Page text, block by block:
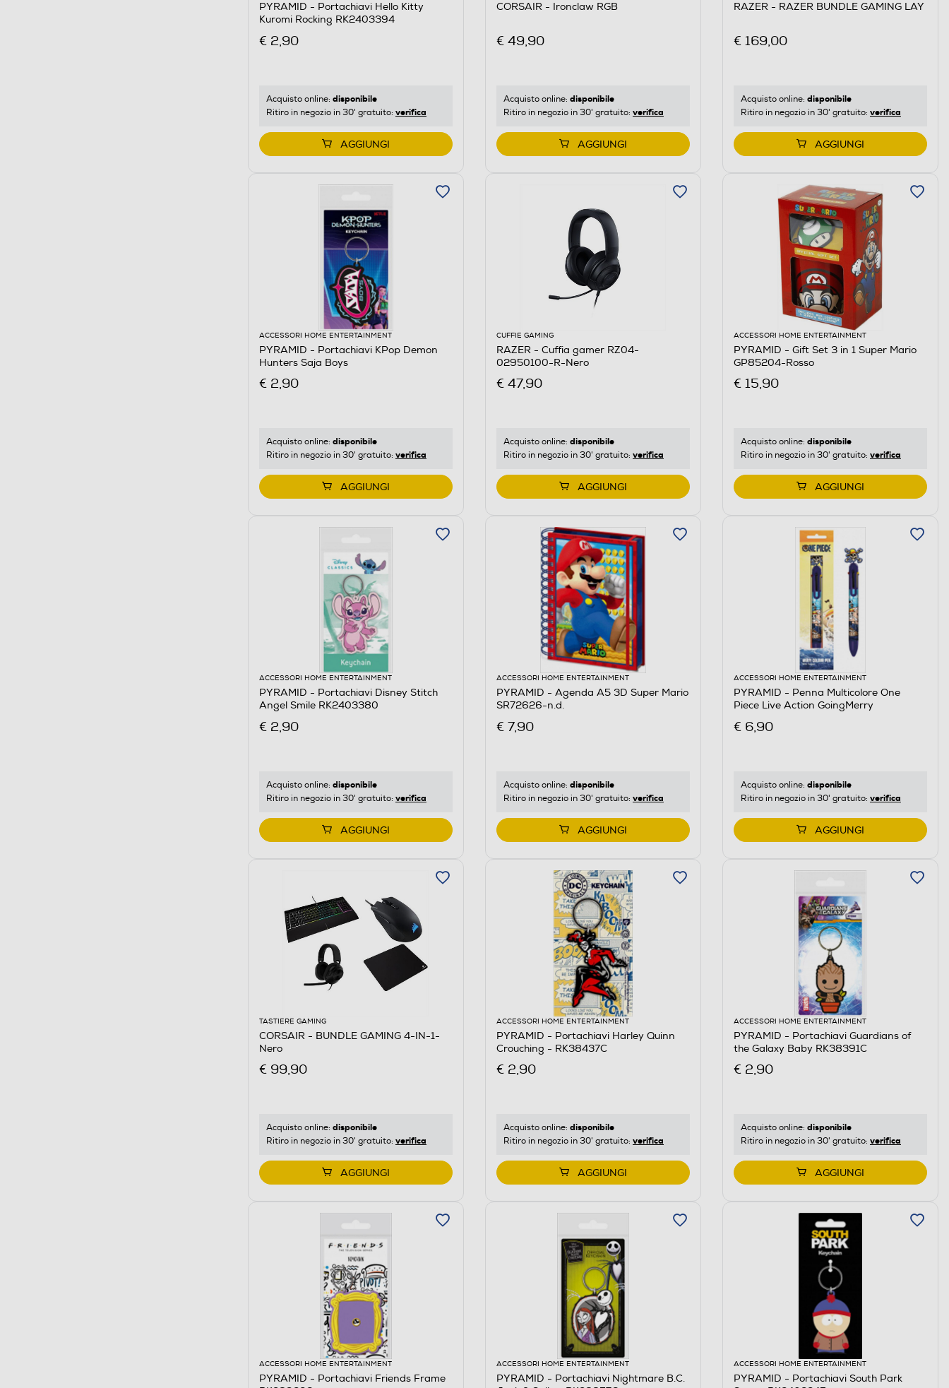
PYRAMID - Portachiavi Hello Kitty
Kuromi Rocking RK2403394
€ 2,90
Acquisto online: disponibile
Ritiro in negozio in 30' gratuito: verifica
AGGIUNGI
CORSAIR - Ironclaw RGB
€ 49,90
Acquisto online: disponibile
Ritiro in negozio in 30' gratuito: verifica
AGGIUNGI
RAZER - RAZER BUNDLE GAMING LAY
€ 169,00
Acquisto online: disponibile
Ritiro in negozio in 30' gratuito: verifica
AGGIUNGI
ACCESSORI HOME ENTERTAINMENT
PYRAMID - Portachiavi KPop Demon
Hunters Saja Boys
€ 2,90
Acquisto online: disponibile
Ritiro in negozio in 30' gratuito: verifica
AGGIUNGI
CUFFIE GAMING
RAZER - Cuffia gamer RZ04-
02950100-R-Nero
€ 47,90
Acquisto online: disponibile
Ritiro in negozio in 30' gratuito: verifica
AGGIUNGI
ACCESSORI HOME ENTERTAINMENT
PYRAMID - Gift Set 3 in 1 Super Mario
GP85204-Rosso
€ 15,90
Acquisto online: disponibile
Ritiro in negozio in 30' gratuito: verifica
AGGIUNGI
ACCESSORI HOME ENTERTAINMENT
PYRAMID - Portachiavi Disney Stitch
Angel Smile RK2403380
€ 2,90
Acquisto online: disponibile
Ritiro in negozio in 30' gratuito: verifica
AGGIUNGI
ACCESSORI HOME ENTERTAINMENT
PYRAMID - Agenda A5 3D Super Mario
SR72626-n.d.
€ 7,90
Acquisto online: disponibile
Ritiro in negozio in 30' gratuito: verifica
AGGIUNGI
ACCESSORI HOME ENTERTAINMENT
PYRAMID - Penna Multicolore One
Piece Live Action GoingMerry
€ 6,90
Acquisto online: disponibile
Ritiro in negozio in 30' gratuito: verifica
AGGIUNGI
TASTIERE GAMING
CORSAIR - BUNDLE GAMING 4-IN-1-
Nero
€ 99,90
Acquisto online: disponibile
Ritiro in negozio in 30' gratuito: verifica
AGGIUNGI
ACCESSORI HOME ENTERTAINMENT
PYRAMID - Portachiavi Harley Quinn
Crouching - RK38437C
€ 2,90
Acquisto online: disponibile
Ritiro in negozio in 30' gratuito: verifica
AGGIUNGI
ACCESSORI HOME ENTERTAINMENT
PYRAMID - Portachiavi Guardians of
the Galaxy Baby RK38391C
€ 2,90
Acquisto online: disponibile
Ritiro in negozio in 30' gratuito: verifica
AGGIUNGI
ACCESSORI HOME ENTERTAINMENT
PYRAMID - Portachiavi Friends Frame
ACCESSORI HOME ENTERTAINMENT
PYRAMID - Portachiavi Nightmare B.C.
ACCESSORI HOME ENTERTAINMENT
PYRAMID - Portachiavi South Park